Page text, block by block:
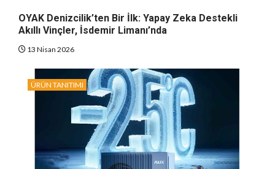
OYAK Denizcilik’ten Bir İlk: Yapay Zeka Destekli
Akıllı Vinçler, İsdemir Limanı’nda
13 Nisan 2026
ÜRÜN TANITIMI